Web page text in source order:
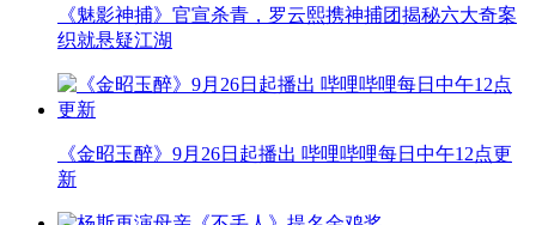
《魅影神捕》官宣杀青，罗云熙携神捕团揭秘六大奇案
织就悬疑江湖
《金昭玉醉》9月26日起播出 哔哩哔哩每日中午12点更
新